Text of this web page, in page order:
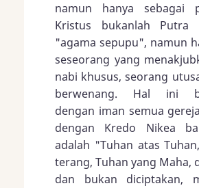
namun hanya sebagai
Kristus bukanlah Putra
"agama sepupu", namun
seseorang yang
nabi khusus, seorang
berwenang. Hal ini
dengan iman semua
dengan Kredo Nikea
adalah "Tuhan atas
terang, Tuhan yang Maha,
dan bukan diciptakan,